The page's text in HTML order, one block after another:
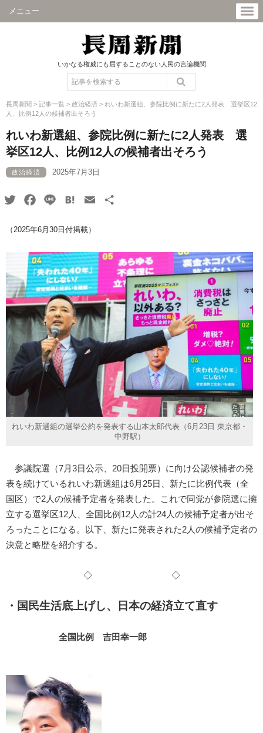
メニュー
いかなる権威にも屈することのない人民の言論機関
長周新聞 > 記事一覧 > 政治経済 > れいわ新選組、参院比例に新たに2人発表 選挙区12
人、比例12人の候補者出そろう
れいわ新選組、参院比例に新たに2人発表 選
挙区12人、比例12人の候補者出そろう
政治経済 2025年7月3日
TwitterFacebook
Line HatenaEmail
（2025年6月30日付掲載）
れいわ新選組の選挙公約を発表する山本太郎代表（6月23日 東京都・
中野駅）
参議院選（7月3日公示、20日投開票）に向け公認候補者の発
表を続けているれいわ新選組は6月25日、新たに比例代表（全
国区）で2人の候補予定者を発表した。これで同党が参院選に擁
立する選挙区12人、全国比例12人の計24人の候補予定者が出そ
ろったことになる。以下、新たに発表された2人の候補予定者の
決意と略歴を紹介する。
◇ ◇
・国民生活底上げし、日本の経済立て直す
全国比例 吉田幸一郎